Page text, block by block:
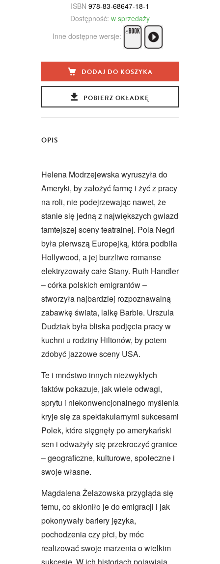
ISBN 978-83-68647-18-1
Dostępność: w sprzedaży
Inne dostępne wersje:
DODAJ DO KOSZYKA
POBIERZ OKŁADKĘ
OPIS
Helena Modrzejewska wyruszyła do
Ameryki, by założyć farmę i żyć z pracy
na roli, nie podejrzewając nawet, że
stanie się jedną z największych gwiazd
tamtejszej sceny teatralnej. Pola Negri
była pierwszą Europejką, która podbiła
Hollywood, a jej burzliwe romanse
elektryzowały całe Stany. Ruth Handler
– córka polskich emigrantów –
stworzyła najbardziej rozpoznawalną
zabawkę świata, lalkę Barbie. Urszula
Dudziak była bliska podjęcia pracy w
kuchni u rodziny Hiltonów, by potem
zdobyć jazzowe sceny USA.
Te i mnóstwo innych niezwykłych
faktów pokazuje, jak wiele odwagi,
sprytu i niekonwencjonalnego myślenia
kryje się za spektakularnymi sukcesami
Polek, które sięgnęły po amerykański
sen i odważyły się przekroczyć granice
– geograficzne, kulturowe, społeczne i
swoje własne.
Magdalena Żelazowska przygląda się
temu, co skłoniło je do emigracji i jak
pokonywały bariery języka,
pochodzenia czy płci, by móc
realizować swoje marzenia o wielkim
sukcesie. W ich historiach pojawiają